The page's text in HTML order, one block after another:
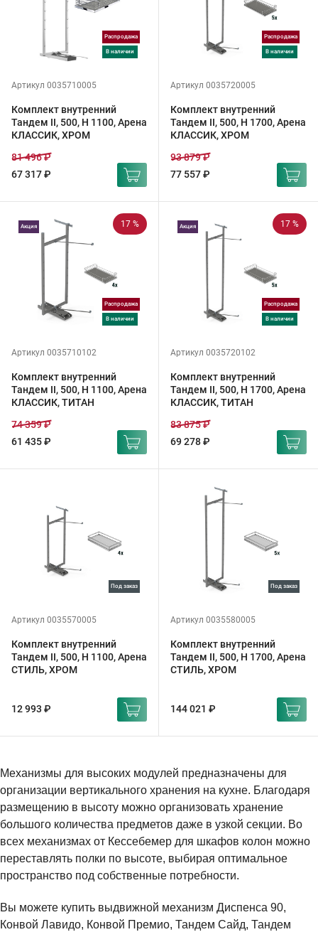
Распродажа
в наличии
Артикул 0035710005
Комплект внутренний
Тандем II, 500, H 1100, Арена
КЛАССИК, ХРОМ
67 317 ₽
81 496 ₽
Распродажа
в наличии
Артикул 0035720005
Комплект внутренний
Тандем II, 500, H 1700, Арена
КЛАССИК, ХРОМ
77 557 ₽
93 879 ₽
17 %
Распродажа
в наличии
Акция
Артикул 0035710102
Комплект внутренний
Тандем II, 500, H 1100, Арена
КЛАССИК, ТИТАН
61 435 ₽
74 359 ₽
17 %
Распродажа
в наличии
Акция
Артикул 0035720102
Комплект внутренний
Тандем II, 500, H 1700, Арена
КЛАССИК, ТИТАН
69 278 ₽
83 875 ₽
под заказ
Артикул 0035570005
Комплект внутренний
Тандем II, 500, H 1100, Арена
СТИЛЬ, ХРОМ
12 993 ₽
под заказ
Артикул 0035580005
Комплект внутренний
Тандем II, 500, H 1700, Арена
СТИЛЬ, ХРОМ
144 021 ₽
Механизмы для высоких модулей предназначены для
организации вертикального хранения на кухне. Благодаря
размещению в высоту можно организовать хранение
большого количества предметов даже в узкой секции. Во
всех механизмах от Кессебемер для шкафов колон можно
переставлять полки по высоте, выбирая оптимальное
пространство под собственные потребности.
Вы можете купить выдвижной механизм Диспенса 90,
Конвой Лавидо, Конвой Премио, Тандем Сайд, Тандем